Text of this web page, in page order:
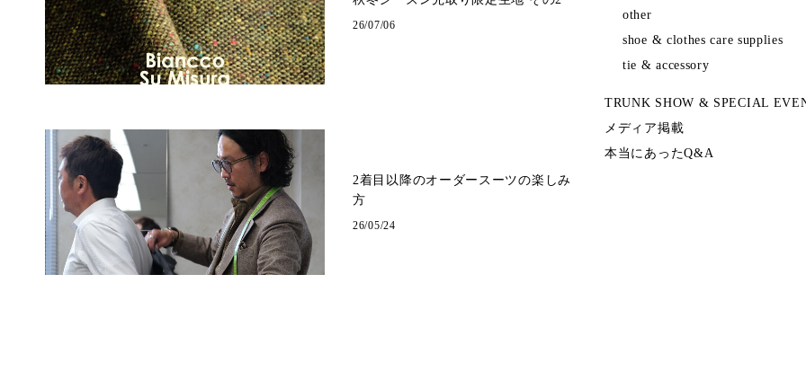
26/07/06
2着目以降のオーダースーツの楽しみ
方
26/05/24
other
shoe & clothes care supplies
tie & accessory
TRUNK SHOW & SPECIAL
メディア掲載
本当にあったQ&A